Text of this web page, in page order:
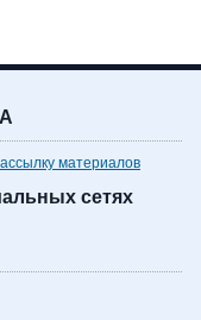
материалов
сетях